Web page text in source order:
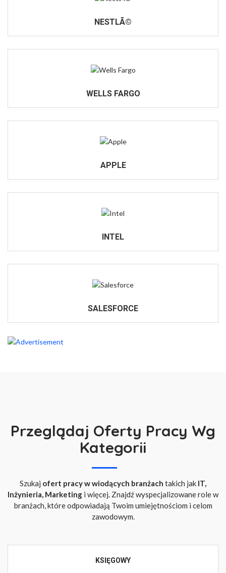
NESTLÃ©
WELLS FARGO
APPLE
INTEL
SALESFORCE
Przeglądaj Oferty Pracy Wg
Kategorii
Szukaj ofert pracy w wiodących branżach takich jak IT,
Inżynieria, Marketing i więcej. Znajdź wyspecjalizowane role w
branżach, które odpowiadają Twoim umiejętnościom i celom
zawodowym.
KSIĘGOWY